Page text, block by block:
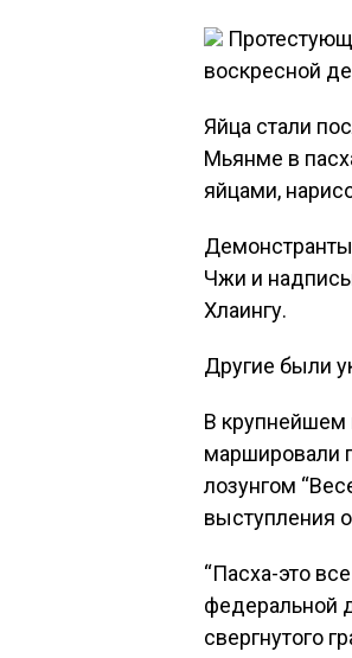
воскресной
Яйца стали
Мьянме в
яйцами,
Чжи и
Хлаингу.
Другие были
В крупнейшем
маршировали
лозунгом
выступления
“Пасха-это
федеральной
свергнутого